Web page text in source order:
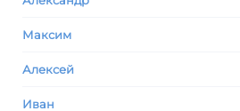
Максим
Алексей
Иван